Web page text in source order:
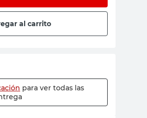
al carrito
para ver todas las